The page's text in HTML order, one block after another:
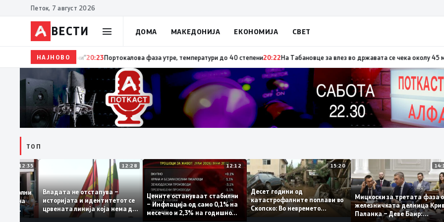
Петок, 7 август 2026
ВЕСТИ ДОМА МАКЕДОНИЈА ЕКОНОМИЈА СВЕТ
НАЈНОВО 20:24Сиљановска Давкова на Свечената академија по повод „30 години Општина Вевчани“20:23Портокалова фаза утре,
ТОП
12:35
задоволни
на
12:28
Владата не отстапува –
историјата и идентитетот се
црвената линија која нема да
се погази
12:12
Цените остануваат стабилни
– Инфлација од само 0,1% на
месечно и 2,3% на годишно
15:20
Десет години од
катастрофалните поплави во
Скопско: Во невремето
Мицкоски за третата
железничката делница
Паланка – Деве Баир: